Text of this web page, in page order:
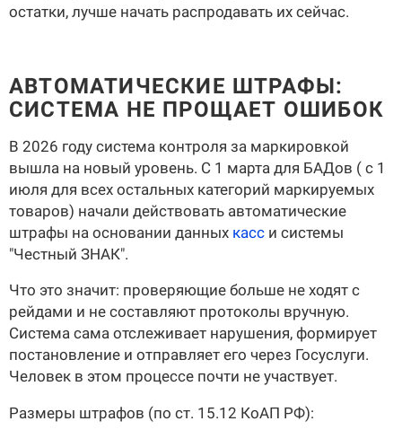
остатки, лучше начать распродавать их сейчас.
АВТОМАТИЧЕСКИЕ ШТРАФЫ:
СИСТЕМА НЕ ПРОЩАЕТ ОШИБОК
В 2026 году система контроля за маркировкой
вышла на новый уровень. С 1 марта для БАДов ( с 1
июля для всех остальных категорий маркируемых
товаров) начали действовать автоматические
штрафы на основании данных касс и системы
"Честный ЗНАК".
Что это значит: проверяющие больше не ходят с
рейдами и не составляют протоколы вручную.
Система сама отслеживает нарушения, формирует
постановление и отправляет его через Госуслуги.
Человек в этом процессе почти не участвует.
Размеры штрафов (по ст. 15.12 КоАП РФ):